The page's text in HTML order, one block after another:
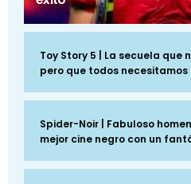
Toy Story 5 | La secuela que
pero que todos necesitamos
Spider-Noir | Fabuloso
mejor cine negro con un